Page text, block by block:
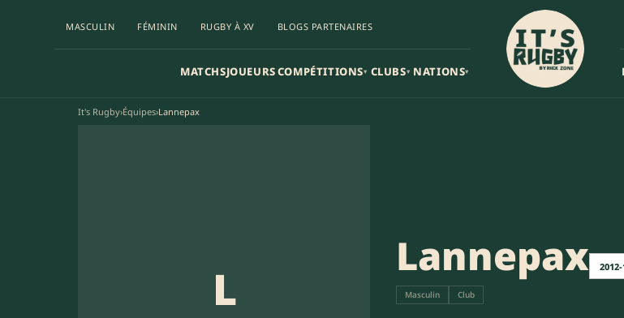
MASCULIN FÉMININ RUGBY À XV BLOGS PARTENAIRES
MATCHSJOUEURSCOMPÉTITIONS▾ CLUBS▾ NATIONS▾
It's Rugby›Équipes›Lannepax
L
Lannepax
Masculin Club